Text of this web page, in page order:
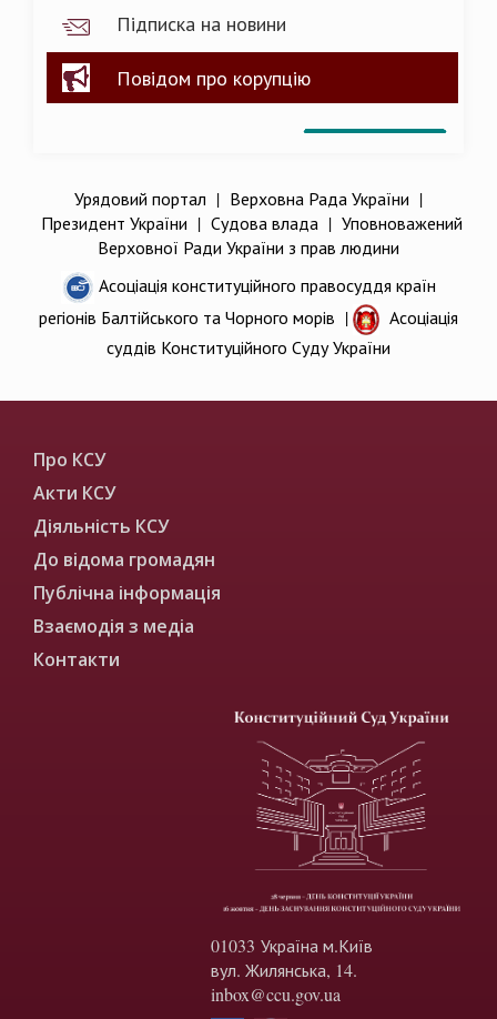
Підписка на новини
Повідом про корупцію
Урядовий портал | Верховна Рада України |
Президент України | Судова влада| Уповноважений
Верховної Ради України з прав людини
Асоціація конституційного правосуддя країн
регіонів Балтійського та Чорного морів |
Асоціація
суддів Конституційного Суду України
Про КСУ
Акти КСУ
Діяльність КСУ
До відома громадян
Публічна інформація
Взаємодія з медіа
Контакти
01033 Україна м.Київ
вул. Жилянська, 14.
inbox@ccu.gov.ua